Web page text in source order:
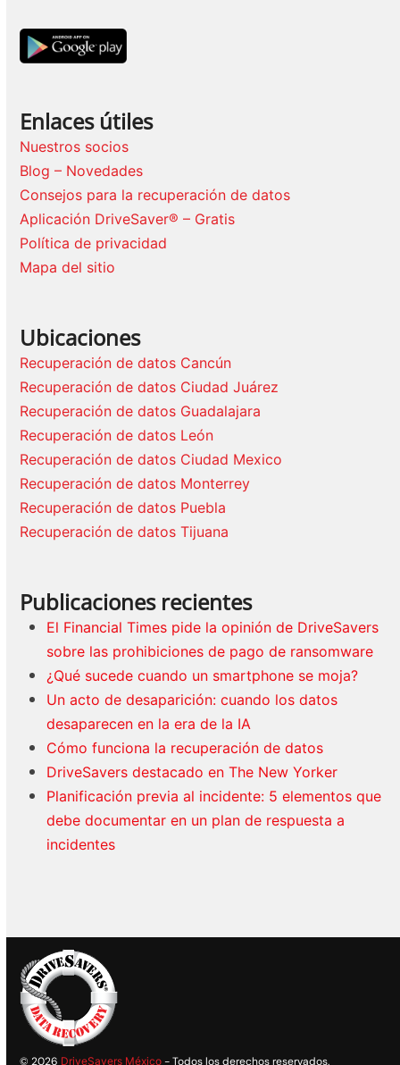
Enlaces útiles
Nuestros socios
Blog – Novedades
Consejos para la recuperación de datos
Aplicación DriveSaver® – Gratis
Política de privacidad
Mapa del sitio
Ubicaciones
Recuperación de datos Cancún
Recuperación de datos Ciudad Juárez
Recuperación de datos Guadalajara
Recuperación de datos León
Recuperación de datos Ciudad Mexico
Recuperación de datos Monterrey
Recuperación de datos Puebla
Recuperación de datos Tijuana
Publicaciones recientes
El Financial Times pide la opinión de DriveSavers
sobre las prohibiciones de pago de ransomware
¿Qué sucede cuando un smartphone se moja?
Un acto de desaparición: cuando los datos
desaparecen en la era de la IA
Cómo funciona la recuperación de datos
DriveSavers destacado en The New Yorker
Planificación previa al incidente: 5 elementos que
debe documentar en un plan de respuesta a
incidentes
© 2026 DriveSavers México - Todos los derechos reservados.